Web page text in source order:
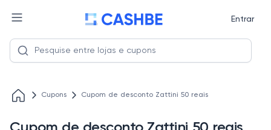
Entrar
Cupons Cupom de desconto Zattini 50 reais